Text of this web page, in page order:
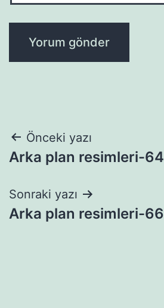
Yazı
gezinmesi
Önceki yazı
Arka plan resimleri-64
Sonraki yazı
Arka plan resimleri-66